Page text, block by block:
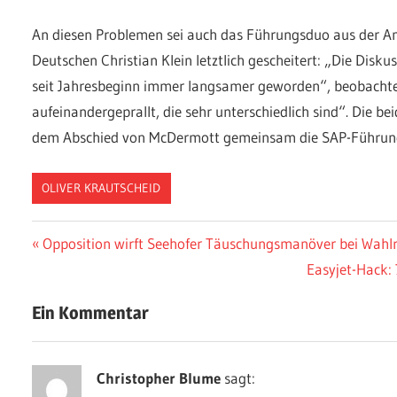
An diesen Problemen sei auch das Führungsduo aus der
Deutschen Christian Klein letztlich gescheitert: „Die
seit Jahresbeginn immer langsamer geworden“,
aufeinandergeprallt, die sehr unterschiedlich sind“. Die
dem Abschied von McDermott gemeinsam die SAP-
OLIVER KRAUTSCHEID
Beitragsnavigation
Vorheriger
Opposition wirft Seehofer Täuschungsmanöver bei
Nächster
Easyjet-
Ein Kommentar
Christopher Blume sagt: